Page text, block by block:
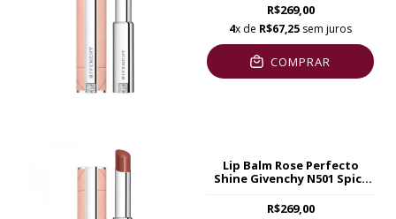
R$269,00
4x de R$67,25 sem juros
COMPRAR
Lip Balm Rose Perfecto
Shine Givenchy N501 Spicy
R$269,00